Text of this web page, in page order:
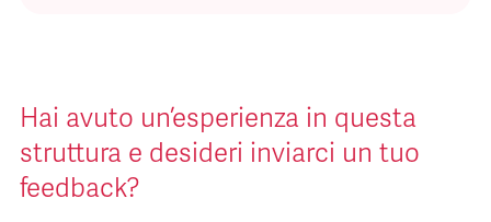
Hai avuto un’esperienza in questa
struttura e desideri inviarci un tuo
feedback?